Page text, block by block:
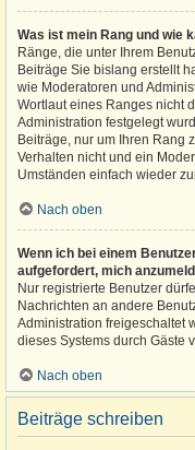
Was ist mein Rang und wie
Ränge, die unter Ihrem
Beiträge Sie bislang erstellt
wie Moderatoren und
Wortlaut eines Ranges nicht
Administration festgelegt
Beiträge, nur um Ihren
Verhalten nicht und ein
Umständen einfach wieder
Nach oben
Wenn ich bei einem
aufgefordert, mich
Nur registrierte Benutzer
Nachrichten an andere
Administration freigeschaltet
dieses Systems durch Gäste
Nach oben
Beiträge schreiben